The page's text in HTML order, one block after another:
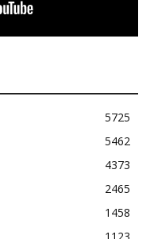
5725
5462
4373
2465
1458
1123